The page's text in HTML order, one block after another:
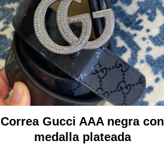
Correa Gucci AAA negra con
medalla plateada